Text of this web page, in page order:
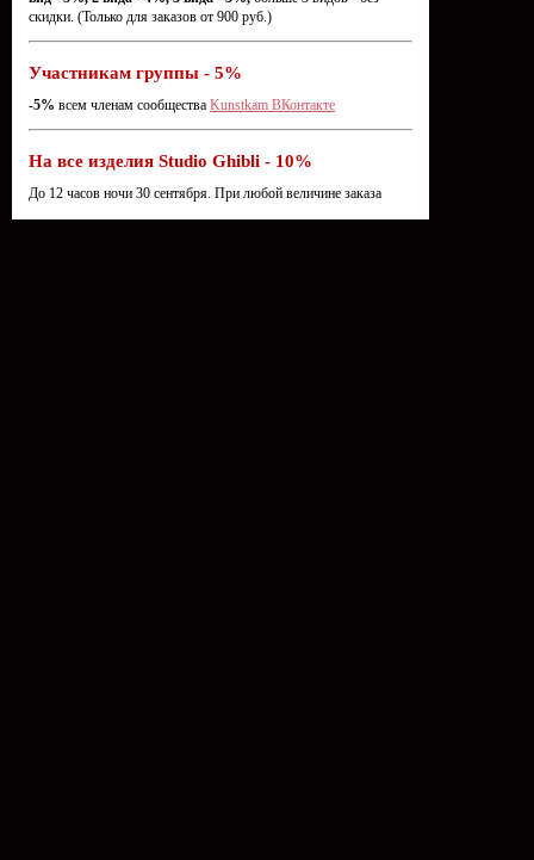
скидки. (Только для заказов от 900 руб.)
Участникам группы - 5%
-5% всем членам сообщества Kunstkam ВКонтакте
На все изделия Studio Ghibli - 10%
До 12 часов ночи 30 сентября. При любой величине заказа